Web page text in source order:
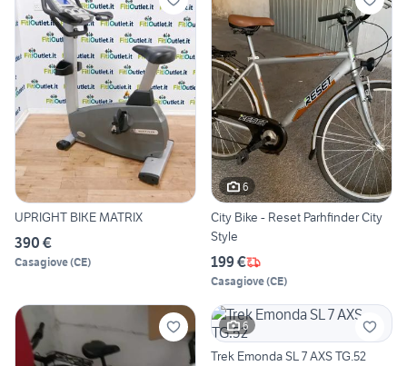
UPRIGHT BIKE MATRIX
390 €
Casagiove(CE)
6
City Bike - Reset Parhfinder City
Style
199 €
Casagiove(CE)
6
Trek Emonda SL 7 AXS TG.52